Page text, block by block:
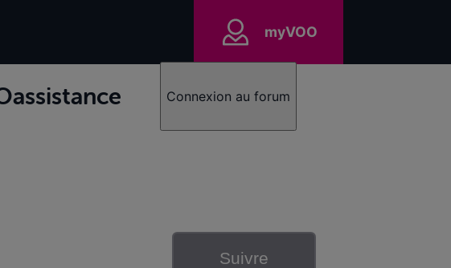
myVOO
Connexion au forum
Suivre